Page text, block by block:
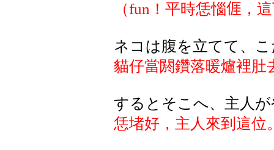
（fun ！平時恁惱𠊎 ，
ネコは腹を立てて 、
貓仔當閼鑽落暖爐裡肚
するとそこへ、主人
恁堵好，主人來到這位